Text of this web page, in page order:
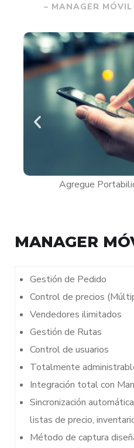
– MANAGER MÓVIL
Agregue
MANAGER
Gestión de Pedido
Control de precios
Vendedores ilimitados
Gestión de Rutas
Control de usuarios
Totalmente
Integración total con
Sincronización
listas de precio,
Método de captura